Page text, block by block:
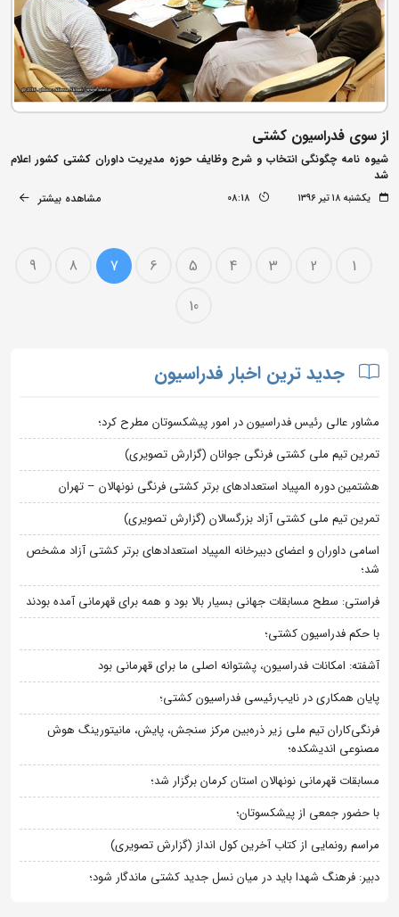
از سوی فدراسیون کشتی
شیوه نامه چگونگی انتخاب و شرح وظایف حوزه مدیریت داوران کشتی کشور اعلام
شد
یکشنبه ۱۸ تیر ۱۳۹۶ 08:18 مشاهده بیشتر
1
2
3
4
5
6
7
8
9
10
جدید ترین اخبار فدراسیون
مشاور عالی رئیس فدراسیون در امور پیشکسوتان مطرح کرد؛
تمرین تیم ملی کشتی فرنگی جوانان (گزارش تصویری)
هشتمین دوره المپیاد استعدادهای برتر کشتی فرنگی نونهالان – تهران
تمرین تیم ملی کشتی آزاد بزرگسالان (گزارش تصویری)
اسامی داوران و اعضای دبیرخانه المپیاد استعدادهای برتر کشتی آزاد مشخص
شد؛
فراستی: سطح مسابقات جهانی بسیار بالا بود و همه برای قهرمانی آمده بودند
با حکم فدراسیون کشتی؛
آشفته: امکانات فدراسیون، پشتوانه اصلی ما برای قهرمانی بود
پایان همکاری در نایب‌رئیسی فدراسیون کشتی؛
فرنگی‌کاران تیم ملی زیر ذره‌بین مرکز سنجش، پایش، مانیتورینگ هوش
مصنوعی اندیشکده؛
مسابقات قهرمانی نونهالان استان کرمان برگزار شد؛
با حضور جمعی از پیشکسوتان؛
مراسم رونمایی از کتاب آخرین کول انداز (گزارش تصویری)
دبیر: فرهنگ شهدا باید در میان نسل جدید کشتی ماندگار شود؛